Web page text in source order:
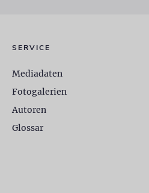
SERVICE
Mediadaten
Fotogalerien
Autoren
Glossar